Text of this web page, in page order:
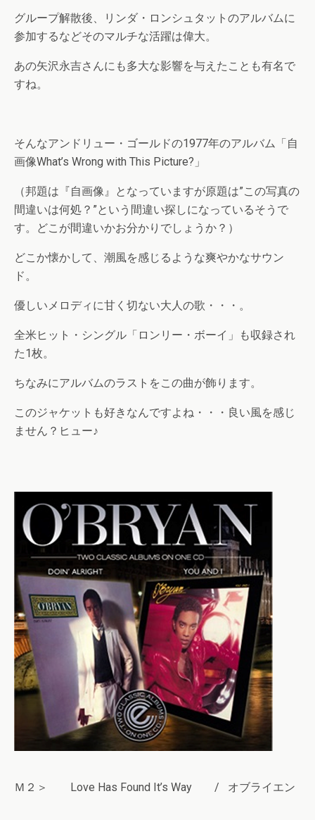
グループ解散後、リンダ・ロンシュタットのアルバムに
参加するなどそのマルチな活躍は偉大。
あの矢沢永吉さんにも多大な影響を与えたことも有名で
すね。
そんなアンドリュー・ゴールドの1977年のアルバム「自
画像What’s Wrong with This Picture?」
（邦題は『自画像』となっていますが原題は”この写真の
間違いは何処？”という間違い探しになっているそうで
す。どこが間違いかお分かりでしょうか？）
どこか懐かして、潮風を感じるような爽やかなサウン
ド。
優しいメロディに甘く切ない大人の歌・・・。
全米ヒット・シングル「ロンリー・ボーイ」も収録され
た1枚。
ちなみにアルバムのラストをこの曲が飾ります。
このジャケットも好きなんですよね・・・良い風を感じ
ません？ヒュー♪
Ｍ２＞ Love Has Found It’s Way / オブライエン